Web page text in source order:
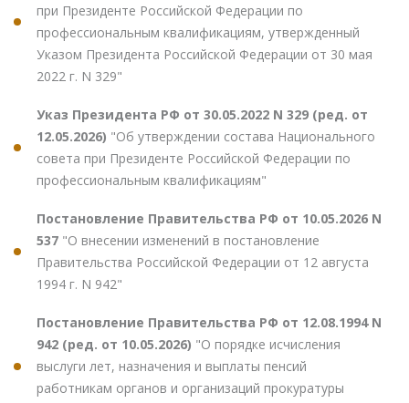
при Президенте Российской Федерации по
профессиональным квалификациям, утвержденный
Указом Президента Российской Федерации от 30 мая
2022 г. N 329"
Указ Президента РФ от 30.05.2022 N 329 (ред. от
12.05.2026) "Об утверждении состава Национального
совета при Президенте Российской Федерации по
профессиональным квалификациям"
Постановление Правительства РФ от 10.05.2026 N
537 "О внесении изменений в постановление
Правительства Российской Федерации от 12 августа
1994 г. N 942"
Постановление Правительства РФ от 12.08.1994 N
942 (ред. от 10.05.2026) "О порядке исчисления
выслуги лет, назначения и выплаты пенсий
работникам органов и организаций прокуратуры